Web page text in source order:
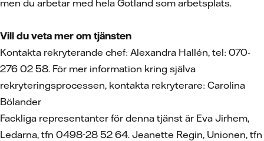
men du arbetar med hela Gotland som arbetsplats.
Vill du veta mer om tjänsten
Kontakta rekryterande chef: Alexandra Hallén, tel: 070-
276 02 58. För mer information kring själva
rekryteringsprocessen, kontakta rekryterare: Carolina
Bölander
Fackliga representanter för denna tjänst är Eva Jirhem,
Ledarna, tfn 0498-28 52 64. Jeanette Regin, Unionen, tfn